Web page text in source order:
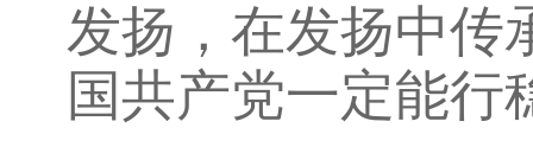
发扬，在发扬中传
国共产党一定能行